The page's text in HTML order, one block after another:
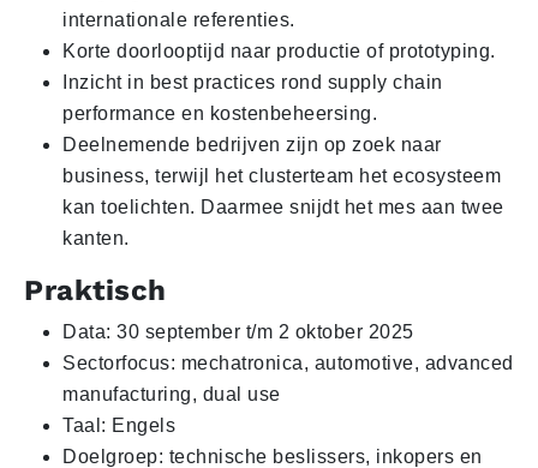
internationale referenties.
Korte doorlooptijd naar productie of prototyping.
Inzicht in best practices rond supply chain
performance en kostenbeheersing.
Deelnemende bedrijven zijn op zoek naar
business, terwijl het clusterteam het ecosysteem
kan toelichten. Daarmee snijdt het mes aan twee
kanten.
Praktisch
Data: 30 september t/m 2 oktober 2025
Sectorfocus: mechatronica, automotive, advanced
manufacturing, dual use
Taal: Engels
Doelgroep: technische beslissers, inkopers en